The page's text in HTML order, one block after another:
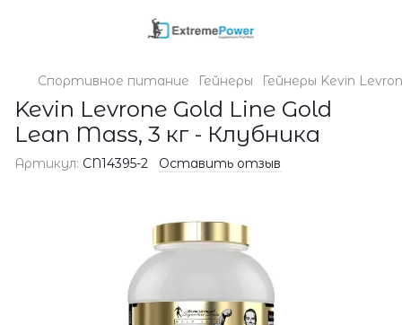
Спортивное питание Гейнеры Гейнеры Kevin
Kevin Levrone Gold Line Gold
Lean Mass, 3 кг - Клубника
Артикул: CN14395-2 Оставить отзыв